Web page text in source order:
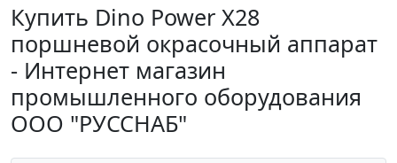
Купить Dino Power X28
поршневой окрасочный аппарат
- Интернет магазин
промышленного оборудования
ООО "РУССНАБ"